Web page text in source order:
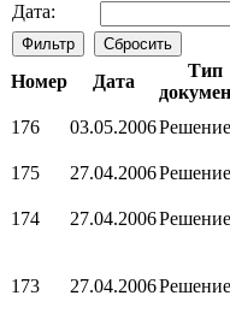
Дата:
Номер Дата
Тип
176 03.05.2006Решение
175
27.04.2006Решение
174
27.04.2006Решение
173 27.04.2006Решение